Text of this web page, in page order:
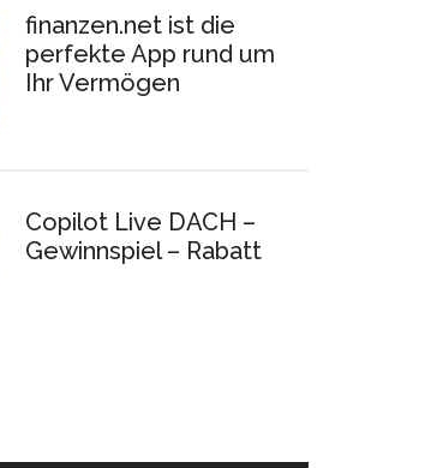
finanzen.net ist die
perfekte App rund um
Ihr Vermögen
Copilot Live DACH –
Gewinnspiel – Rabatt